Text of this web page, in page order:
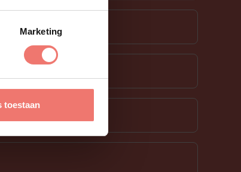
Marketing
toestaan